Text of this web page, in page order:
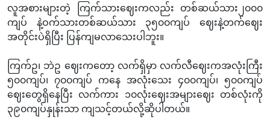
လူအစားများတဲ့ ကြက်သားဈေးကလည်း တစ်ဆယ်သား၂၀၀၀
ကျပ် နဲ့ဝက်သားတစ်ဆယ်သား ၃၅၀၀ကျပ် ဈေးနဲ့တက်ဈေး
အတိုင်းပဲရှိပြီး ပြန်ကျမလာသေးပါဘူး။
ကြက်ဥ၊ ဘဲဥ ဈေးကတော့ လက်ရှိမှာ လက်လီဈေးကအလုံးကြီး
၅၀၀ကျပ်၊ ၇၀၀ကျပ် ကနေ အလုံးသေး ၄၀၀ကျပ်၊ ၅၀၀ကျပ်
ဈေးတွေရှိနေပြီး လက်ကား ၁၀လုံးဈေးအများဈေး တစ်လုံးကို
၃၉၀ကျပ်နှုန်းသာ ကျသင့်တယ်လို့ဆိုပါတယ်။